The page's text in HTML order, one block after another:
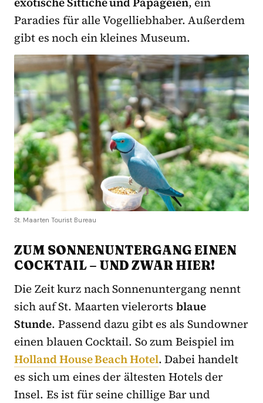
Paradies für alle Vogelliebhaber. Außerdem
gibt es noch ein kleines Museum.
St. Maarten Tourist Bureau
ZUM SONNENUNTERGANG EINEN
COCKTAIL – UND ZWAR HIER!
Die Zeit kurz nach Sonnenuntergang nennt
sich auf St. Maarten vielerortsblaue
Stunde. Passend dazu gibt es als Sundowner
einen blauen Cocktail. So zum Beispiel im
Holland House Beach Hotel. Dabei handelt
es sich um eines der ältesten Hotels der
Insel. Es ist für seine chillige Bar und